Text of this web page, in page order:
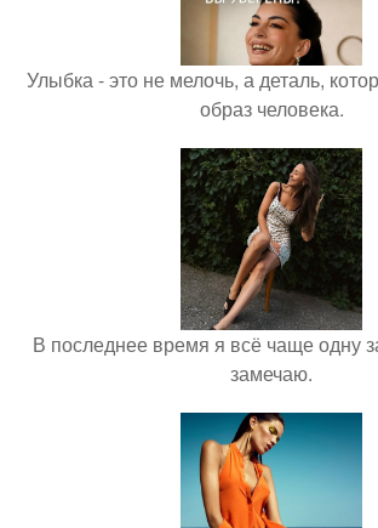
Улыбка - это не мелочь, а деталь,
образ человека.
В последнее время я всё чаще одну
замечаю.